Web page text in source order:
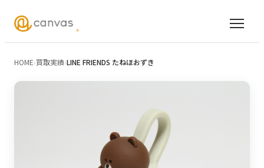
HOME›買取実績›LINE FRIENDS たねほおずき